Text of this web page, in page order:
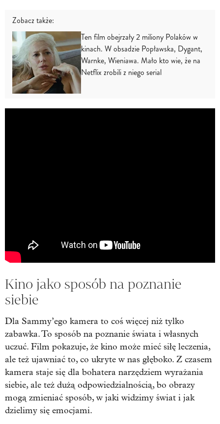
Zobacz także:
Ten film obejrzały 2 miliony Polaków w
kinach. W obsadzie Popławska, Dygant,
Warnke, Wieniawa. Mało kto wie, że na
Netflix zrobili z niego serial
Kino jako sposób na poznanie
siebie
Dla Sammy’ego kamera to coś więcej niż tylko
zabawka. To sposób na poznanie świata i własnych
uczuć. Film pokazuje, że kino może mieć siłę leczenia,
ale też ujawniać to, co ukryte w nas głęboko. Z czasem
kamera staje się dla bohatera narzędziem wyrażania
siebie, ale też dużą odpowiedzialnością, bo obrazy
mogą zmieniać sposób, w jaki widzimy świat i jak
dzielimy się emocjami.